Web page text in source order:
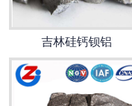
吉林硅钙钡铝